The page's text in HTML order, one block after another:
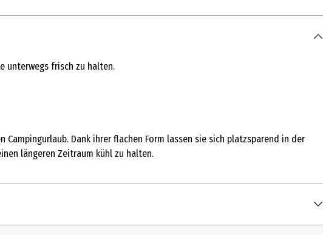
unterwegs frisch zu halten.
Dank ihrer flachen Form lassen sie sich platzsparend in der
längeren Zeitraum kühl zu halten.